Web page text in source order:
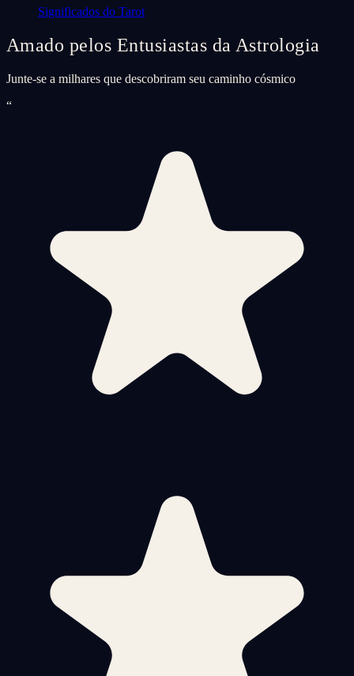
Significados do Tarot
Amado pelos Entusiastas da Astrologia
Junte-se a milhares que descobriram seu caminho cósmico
“